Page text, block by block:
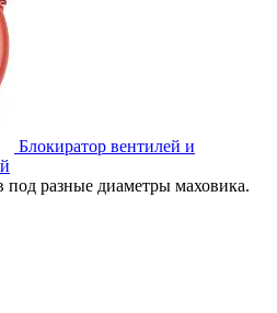
Блокиратор вентилей и
под разные диаметры маховика.